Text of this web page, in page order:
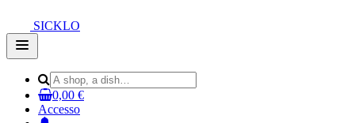
SICKLO
Open
main
0,00 €
Accesso